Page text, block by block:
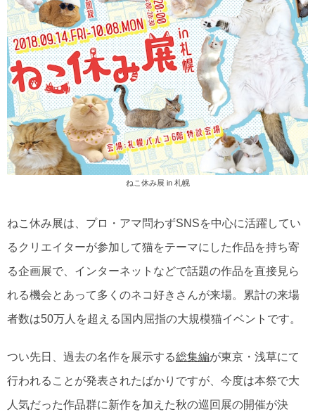
ねこ休み展 in 札幌
ねこ休み展は、プロ・アマ問わずSNSを中心に活躍してい
るクリエイターが参加して猫をテーマにした作品を持ち寄
る企画展で、インターネットなどで話題の作品を直接見ら
れる機会とあって多くのネコ好きさんが来場。累計の来場
者数は50万人を超える国内屈指の大規模猫イベントです。
つい先日、過去の名作を展示する総集編が東京・浅草にて
行われることが発表されたばかりですが、今度は本祭で大
人気だった作品群に新作を加えた秋の巡回展の開催が決